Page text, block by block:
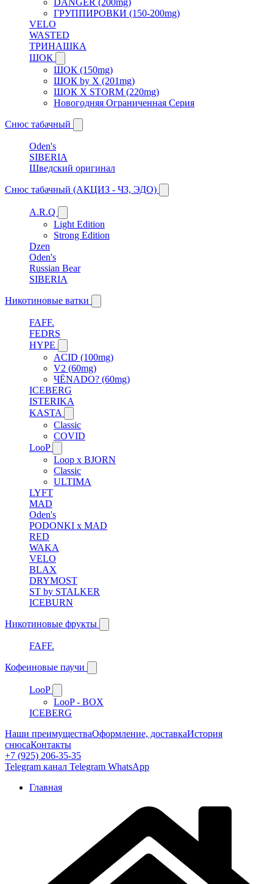
ГРУППИРОВКИ (150-200mg)
VELO
WASTED
ТРИНАШКА
ШОК
ШОК (150mg)
ШОК by X (201mg)
ШОК X STORM (220mg)
Новогодняя Ограниченная Серия
Снюс табачный
Oden's
SIBERIA
Шведский оригинал
Снюс табачный (АКЦИЗ - ЧЗ, ЭДО)
A.R.Q
Light Edition
Strong Edition
Dzen
Oden's
Russian Bear
SIBERIA
Никотиновые ватки
FAFF.
FEDRS
HYPE
ACID (100mg)
V2 (60mg)
ЧЁNADO? (60mg)
ICEBERG
ISTERIKA
KASTA
Classic
COVID
LooP
Loop x BJORN
Classic
ULTIMA
LYFT
MAD
Oden's
PODONKI x MAD
RED
WAKA
VELO
BLAX
DRYMOST
ST by STALKER
ICEBURN
Никотиновые фрукты
FAFF.
Кофеиновые паучи
LooP
LooP - BOX
ICEBERG
Наши преимуществаОформление, доставкаИстория
снюсаКонтакты
+7 (925) 206-35-35
Telegram канал Telegram WhatsApp
Главная